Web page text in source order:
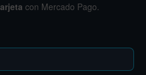
con Mercado Pago.